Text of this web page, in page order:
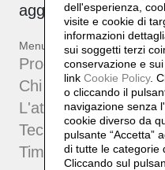
aggiornamento.
Menu
Progetti
Chi sono
L'atelier
Tecniche
Timeline
dell'esperienza,
visite e cookie di
informazioni
sui soggetti terzi
conservazione e
link Cookie Policy.
o cliccando il
navigazione senza
cookie diverso da
pulsante “Accetta”
di tutte le categorie
Cliccando sul